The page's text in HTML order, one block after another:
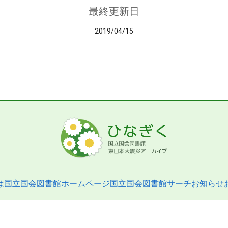
最終更新日
2019/04/15
国立国会図書館ホームページ国立国会図書館サーチお知らせ